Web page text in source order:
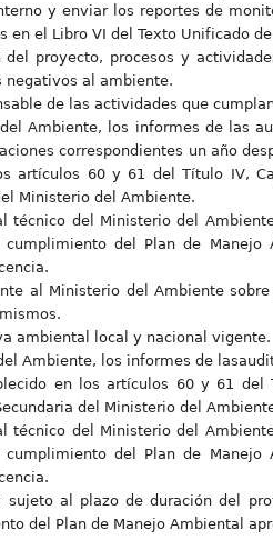
y enviar los reportes de
en el Libro VI del Texto Unificado
proyecto, procesos y
negativos al ambiente.
de las actividades que
Ambiente, los informes de las
correspondientes un año
artículos 60 y 61 del Título IV,
Ministerio del Ambiente.
técnico del Ministerio del
del Plan de
al Ministerio del Ambiente
ambiental local y nacional vigente.
Ambiente, los informes de
en los artículos 60 y 61
del Ministerio del
técnico del Ministerio del
del Plan de
sujeto al plazo de duración del
del Plan de Manejo Ambiental